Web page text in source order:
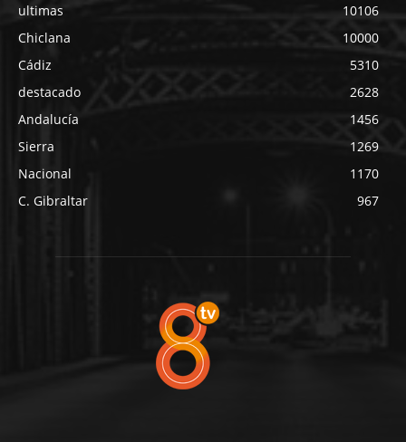
ultimas
10106
Chiclana
10000
Cádiz
5310
destacado
2628
Andalucía
1456
Sierra
1269
Nacional
1170
C. Gibraltar
967